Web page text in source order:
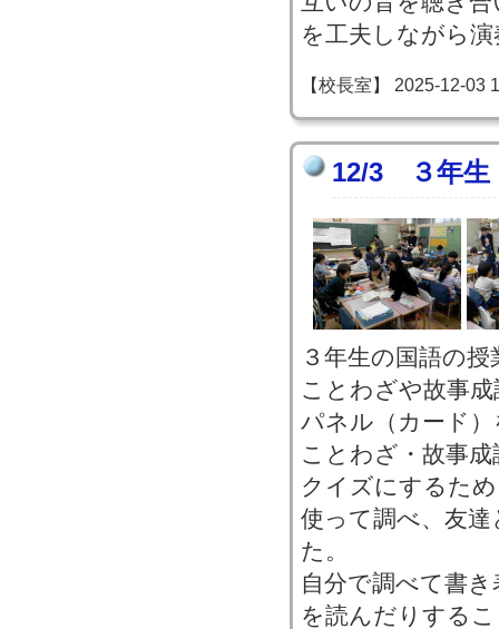
を工夫しながら
【校長室】 2025-12-03
12/3 ３年生
３年生の国語の
ことわざや故事
パネル（カード
ことわざ・故事
クイズにするた
使って調べ、友
た。
自分で調べて書
を読んだりする